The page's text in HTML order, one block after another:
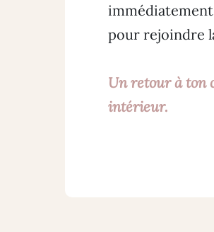
pour rejoindre
Un retour à ton
intérieur.